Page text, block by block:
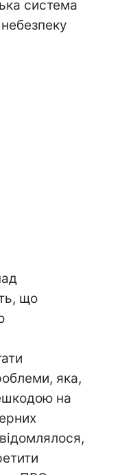
система
що
яка,
на